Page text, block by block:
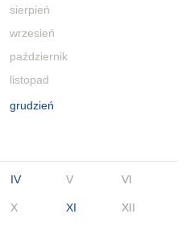
sierpień
wrzesień
październik
listopad
grudzień
IV V VI
X XI XII